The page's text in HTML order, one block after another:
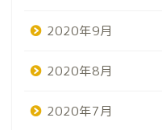
2020年9月
2020年8月
2020年7月